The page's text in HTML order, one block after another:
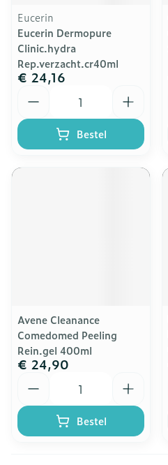
Eucerin
Eucerin Dermopure
Clinic.hydra
Rep.verzacht.cr40ml
€ 24,16
Bestel
Avene Cleanance
Comedomed Peeling
Rein.gel 400ml
€ 24,90
Bestel